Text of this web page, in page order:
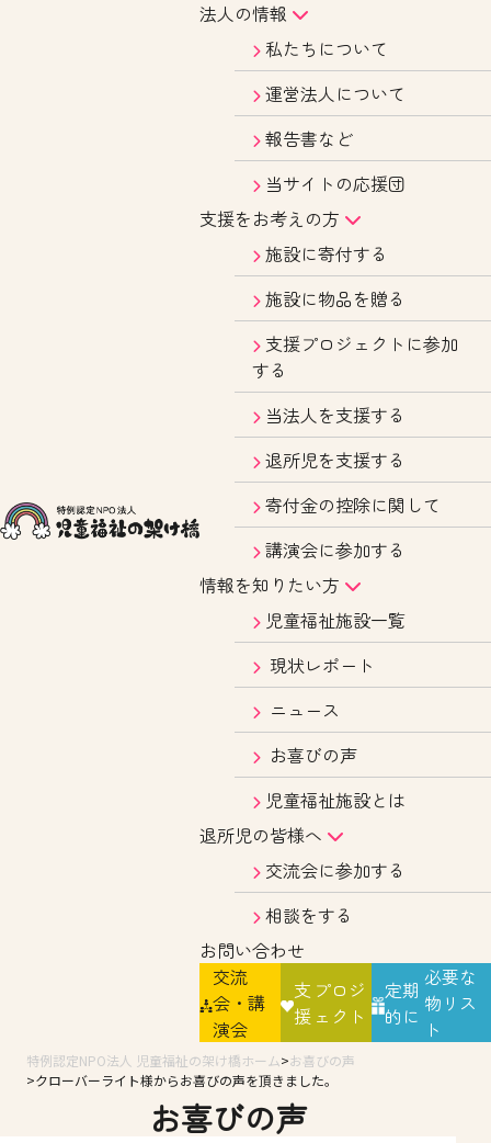
法人の情報
私たちについて
運営法人について
報告書など
当サイトの応援団
支援をお考えの方
施設に寄付する
施設に物品を贈る
支援プロジェクトに参加
する
当法人を支援する
退所児を支援する
寄付金の控除に関して
講演会に参加する
情報を知りたい方
児童福祉施設一覧
現状レポート
ニュース
お喜びの声
児童福祉施設とは
退所児の皆様へ
交流会に参加する
相談をする
お問い合わせ
交流
会・講
演会
支
援
プロジ
ェクト
定期
的に
必要な
物リス
ト
特例認定NPO法人 児童福祉の架け橋ホーム
お喜びの声
クローバーライト様からお喜びの声を頂きました。
お喜びの声